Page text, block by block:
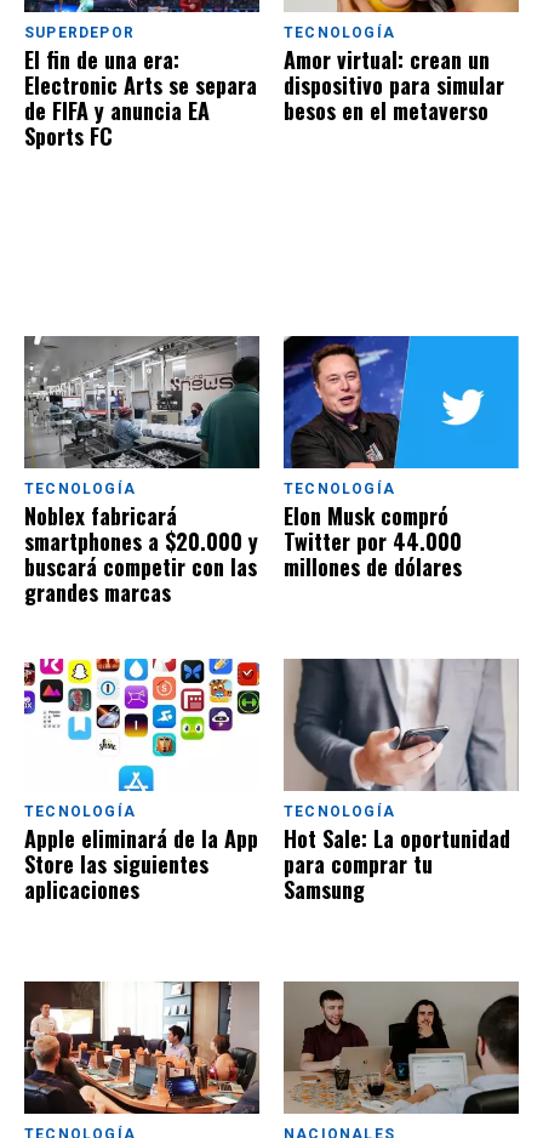
SUPERDEPOR
El fin de una era:
Electronic Arts se separa
de FIFA y anuncia EA
Sports FC
TECNOLOGÍA
Amor virtual: crean un
dispositivo para simular
besos en el metaverso
TECNOLOGÍA
Noblex fabricará
smartphones a $20.000 y
buscará competir con las
grandes marcas
TECNOLOGÍA
Elon Musk compró
Twitter por 44.000
millones de dólares
TECNOLOGÍA
Apple eliminará de la App
Store las siguientes
aplicaciones
TECNOLOGÍA
Hot Sale: La oportunidad
para comprar tu
Samsung